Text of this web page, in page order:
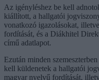
Az igényléshez be kell
kiállított, a hallgatói
vonatkozó igazolásokat,
fordítását, és a Diákhitel
című adatlapot.
Ezután minden
kell küldenetek a hallgatói
magyar nyelvű fordítását,